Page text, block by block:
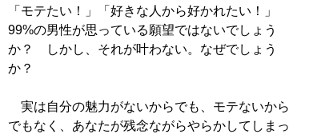
「モテたい！」「好きな人から好かれたい！」
99%の男性が思っている願望ではないでしょう
か？ しかし、それが叶わない。なぜでしょう
か？
実は自分の魅力がないからでも、モテないから
でもなく、あなたが残念ながらやらかしてしまっ